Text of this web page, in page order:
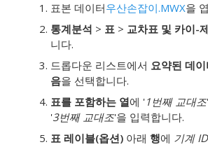
표본 데이터우산손잡이.MWX을
통계분석 > 표 > 교차표 및 카이-
니다.
드롭다운 리스트에서 요약된 데
음을 선택합니다.
표를 포함하는 열에 '1번째 교대조
'3번째 교대조'을 입력합니다.
표 레이블(옵션) 아래 행에 기계 ID